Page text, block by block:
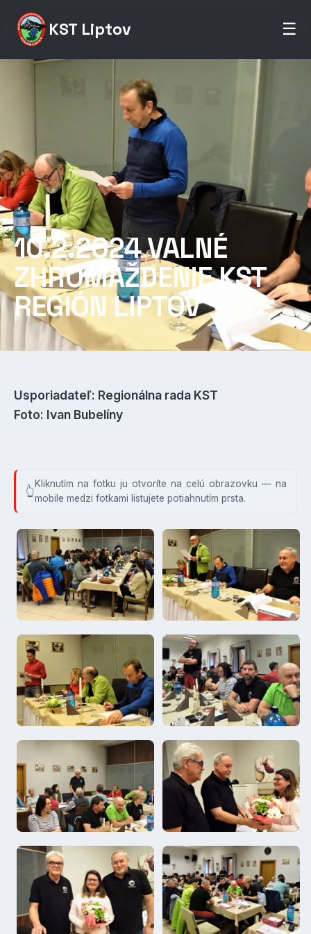
KST Liptov ☰
10.2.2024 VALNÉ
ZHROMAŽDENIE KST
REGIÓN LIPTOV
Usporiadateľ: Regionálna rada KST
Foto: Ivan Bubelíny
Kliknutím na fotku ju otvoríte na celú obrazovku — na
mobile medzi fotkami listujete potiahnutím prsta.